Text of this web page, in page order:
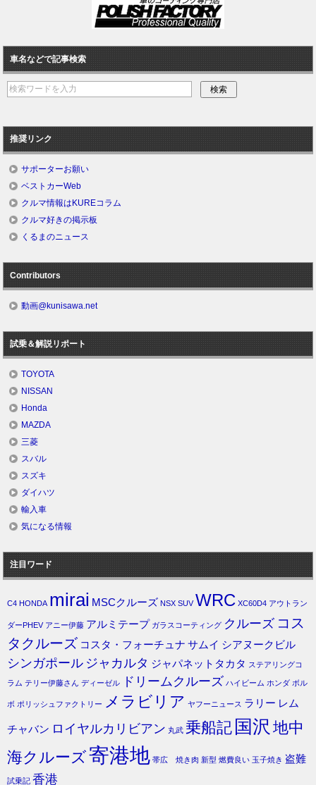
車名などで記事検索
推奨リンク
サポーターお願い
ベストカーWeb
クルマ情報はKUREコラム
クルマ好きの掲示板
くるまのニュース
Contributors
動画@kunisawa.net
試乗＆解説リポート
TOYOTA
NISSAN
Honda
MAZDA
三菱
スバル
スズキ
ダイハツ
輸入車
気になる情報
注目ワード
C4 HONDA mirai MSCクルーズ NSX SUV WRC XC60D4 アウトラン
ダーPHEV アニー伊藤 アルミテープ ガラスコーティング クルーズ コス
タクルーズ コスタ・フォーチュナ サムイ シアヌークビル
シンガポール ジャカルタ ジャパネットタカタ ステアリングコ
ラム テリー伊藤さん ディーゼル ドリームクルーズ ハイビーム ホンダ ボル
ボ ポリッシュファクトリー メラビリア ヤフーニュース ラリー レム
チャバン ロイヤルカリビアン 丸武 乗船記 国沢 地中
海クルーズ寄港地 帯広 焼き肉 新型 燃費良い 玉子焼き 盗難
試乗記 香港